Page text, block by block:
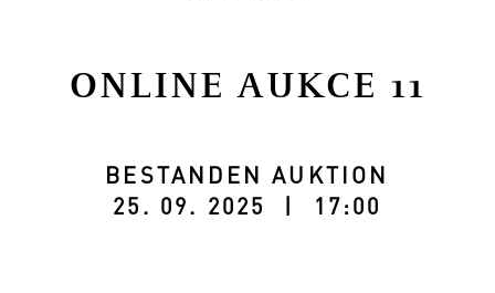
ONLINE AUKCE 11
BESTANDEN AUKTION
25. 09. 2025 | 17:00